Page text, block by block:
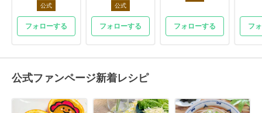
公式
フォローする
公式
フォローする フォローする フ
公式ファンページ新着レシピ